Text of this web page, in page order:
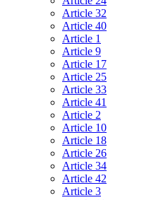
Article 32
Article 40
Article 1
Article 9
Article 17
Article 25
Article 33
Article 41
Article 2
Article 10
Article 18
Article 26
Article 34
Article 42
Article 3